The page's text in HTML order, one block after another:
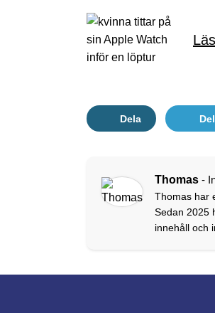
Dela
Thomas -
Thomas har
Sedan 2025
innehåll och